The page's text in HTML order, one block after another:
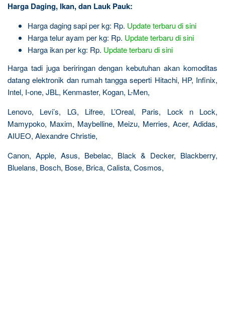
Harga Daging, Ikan, dan Lauk Pauk:
Harga daging sapi per kg: Rp. Update terbaru di sini
Harga telur ayam per kg: Rp. Update terbaru di sini
Harga ikan per kg: Rp. Update terbaru di sini
Harga tadi juga beriringan dengan kebutuhan akan komoditas
datang elektronik dan rumah tangga seperti Hitachi, HP, Infinix,
Intel, I-one, JBL, Kenmaster, Kogan, L-Men,
Lenovo, Levi’s, LG, Lifree, L’Oreal, Paris, Lock n Lock,
Mamypoko, Maxim, Maybelline, Meizu, Merries, Acer, Adidas,
AIUEO, Alexandre Christie,
Canon, Apple, Asus, Bebelac, Black & Decker, Blackberry,
Bluelans, Bosch, Bose, Brica, Calista, Cosmos,